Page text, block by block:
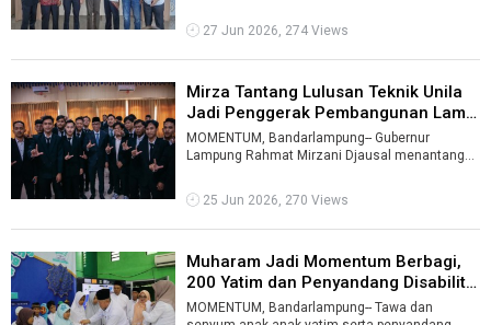
27 Jun 2026, 274 Views
Mirza Tantang Lulusan Teknik Unila
Jadi Penggerak Pembangunan Lam
...
MOMENTUM, Bandarlampung-- Gubernur
Lampung Rahmat Mirzani Djausal menantang
25 Jun 2026, 270 Views
Muharam Jadi Momentum Berbagi,
200 Yatim dan Penyandang Disabilit
...
MOMENTUM, Bandarlampung-- Tawa dan